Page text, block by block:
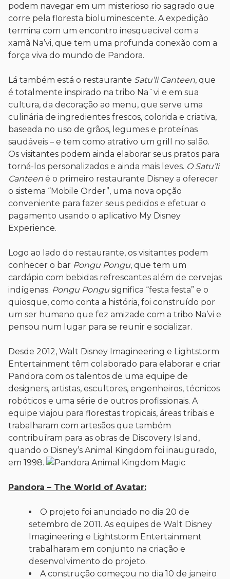
podem navegar em um misterioso rio sagrado que
corre pela floresta bioluminescente. A expedição
termina com um encontro inesquecível com a
xamã Na’vi, que tem uma profunda conexão com a
força viva do mundo de Pandora.
Lá também está o restaurante Satu’li Canteen, que
é totalmente inspirado na tribo Na´vi e em sua
cultura, da decoração ao menu, que serve uma
culinária de ingredientes frescos, colorida e criativa,
baseada no uso de grãos, legumes e proteínas
saudáveis – e tem como atrativo um grill no salão.
Os visitantes podem ainda elaborar seus pratos para
torná-los personalizados e ainda mais leves. O Satu’li
Canteen é o primeiro restaurante Disney a oferecer
o sistema “Mobile Order”, uma nova opção
conveniente para fazer seus pedidos e efetuar o
pagamento usando o aplicativo My Disney
Experience.
Logo ao lado do restaurante, os visitantes podem
conhecer o bar Pongu Pongu, que tem um
cardápio com bebidas refrescantes além de cervejas
indígenas. Pongu Pongu significa “festa festa” e o
quiosque, como conta a história, foi construído por
um ser humano que fez amizade com a tribo Na’vi e
pensou num lugar para se reunir e socializar.
Desde 2012, Walt Disney Imagineering e Lightstorm
Entertainment têm colaborado para elaborar e criar
Pandora com os talentos de uma equipe de
designers, artistas, escultores, engenheiros, técnicos
robóticos e uma série de outros profissionais. A
equipe viajou para florestas tropicais, áreas tribais e
trabalharam com artesãos que também
contribuíram para as obras de Discovery Island,
quando o Disney’s Animal Kingdom foi inaugurado,
em 1998.
Pandora – The World of Avatar:
O projeto foi anunciado no dia 20 de
setembro de 2011. As equipes de Walt Disney
Imagineering e Lightstorm Entertainment
trabalharam em conjunto na criação e
desenvolvimento do projeto.
A construção começou no dia 10 de janeiro